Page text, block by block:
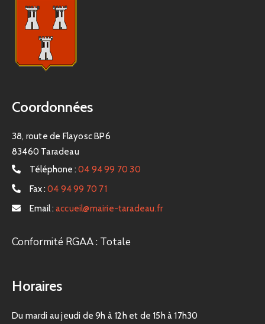
Coordonnées
38, route de Flayosc BP6
83460 Taradeau
Téléphone : 04 94 99 70 30
Fax : 04 94 99 70 71
Email : accueil@mairie-taradeau.fr
Conformité RGAA : Totale
Horaires
Du mardi au jeudi de 9h à 12h et de 15h à 17h30